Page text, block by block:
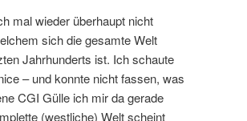
mal wieder überhaupt nicht
sich die gesamte Welt
Jahrhunderts ist. Ich schaute
– und konnte nicht fassen, was
CGI Gülle ich mir da gerade
(westliche) Welt scheint